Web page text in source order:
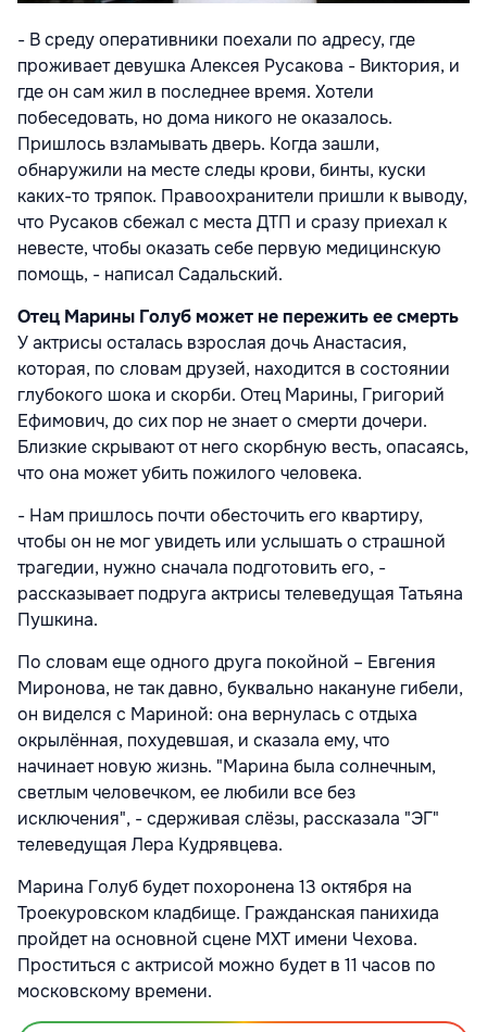
- В среду оперативники поехали по адресу, где
проживает девушка Алексея Русакова - Виктория, и
где он сам жил в последнее время. Хотели
побеседовать, но дома никого не оказалось.
Пришлось взламывать дверь. Когда зашли,
обнаружили на месте следы крови, бинты, куски
каких-то тряпок. Правоохранители пришли к выводу,
что Русаков сбежал с места ДТП и сразу приехал к
невесте, чтобы оказать себе первую медицинскую
помощь, - написал Садальский.
Отец Марины Голуб может не пережить ее смерть
У актрисы осталась взрослая дочь Анастасия,
которая, по словам друзей, находится в состоянии
глубокого шока и скорби. Отец Марины, Григорий
Ефимович, до сих пор не знает о смерти дочери.
Близкие скрывают от него скорбную весть, опасаясь,
что она может убить пожилого человека.
- Нам пришлось почти обесточить его квартиру,
чтобы он не мог увидеть или услышать о страшной
трагедии, нужно сначала подготовить его, -
рассказывает подруга актрисы телеведущая Татьяна
Пушкина.
По словам еще одного друга покойной – Евгения
Миронова, не так давно, буквально накануне гибели,
он виделся с Мариной: она вернулась с отдыха
окрылённая, похудевшая, и сказала ему, что
начинает новую жизнь. "Марина была солнечным,
светлым человечком, ее любили все без
исключения", - сдерживая слёзы, рассказала "ЭГ"
телеведущая Лера Кудрявцева.
Марина Голуб будет похоронена 13 октября на
Троекуровском кладбище. Гражданская панихида
пройдет на основной сцене МХТ имени Чехова.
Проститься с актрисой можно будет в 11 часов по
московскому времени.